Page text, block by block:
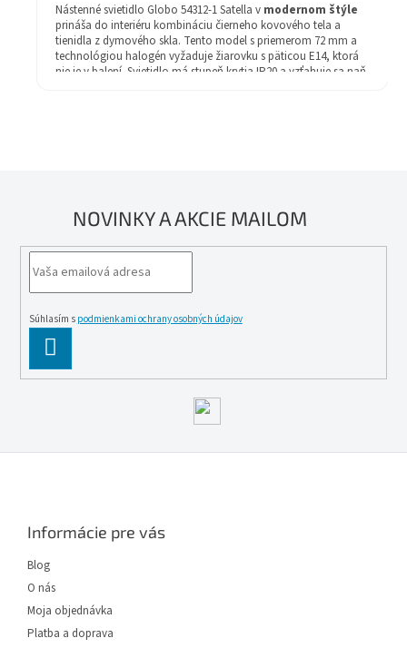
Nástenné svietidlo Globo 54312-1 Satella v modernom štýle
prináša do interiéru kombináciu čierneho kovového tela a
tienidla z dymového skla. Tento model s priemerom 72 mm a
technológiou halogén vyžaduje žiarovku s päticou E14, ktorá
nie je v balení. Svietidlo má stupeň krytia IP20 a vzťahuje sa naň
NOVINKY A AKCIE MAILOM
Súhlasím s podmienkami ochrany osobných údajov
SE
Informácie pre vás
Blog
O nás
Moja objednávka
Platba a doprava